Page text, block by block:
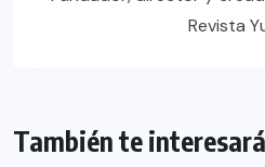
Revista
También te interesará